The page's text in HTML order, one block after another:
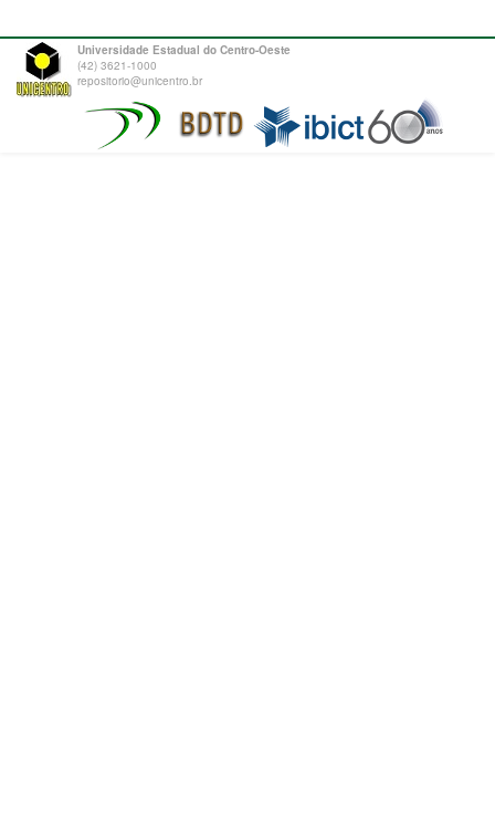
Universidade Estadual do Centro-Oeste
(42) 3621-1000
repositorio@unicentro.br